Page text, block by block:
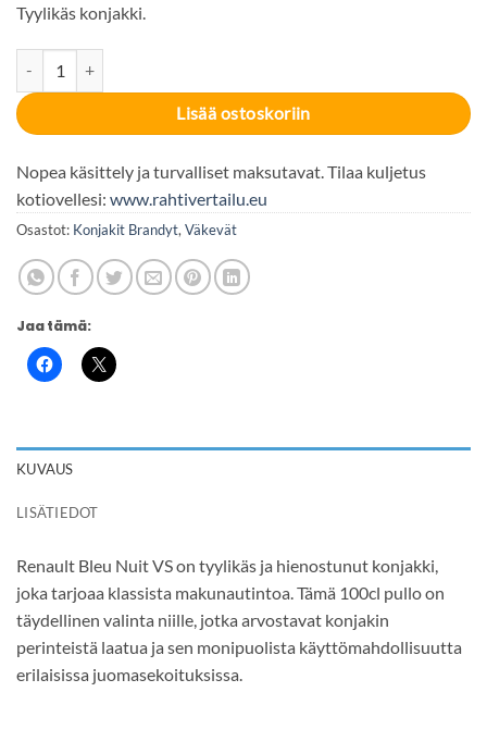
Tyylikäs konjakki.
Lisää ostoskoriin
Nopea käsittely ja turvalliset maksutavat. Tilaa kuljetus
kotiovellesi: www.rahtivertailu.eu
Osastot: Konjakit Brandyt, Väkevät
Jaa tämä:
KUVAUS
LISÄTIEDOT
Renault Bleu Nuit VS on tyylikäs ja hienostunut konjakki,
joka tarjoaa klassista makunautintoa. Tämä 100cl pullo on
täydellinen valinta niille, jotka arvostavat konjakin
perinteistä laatua ja sen monipuolista käyttömahdollisuutta
erilaisissa juomasekoituksissa.